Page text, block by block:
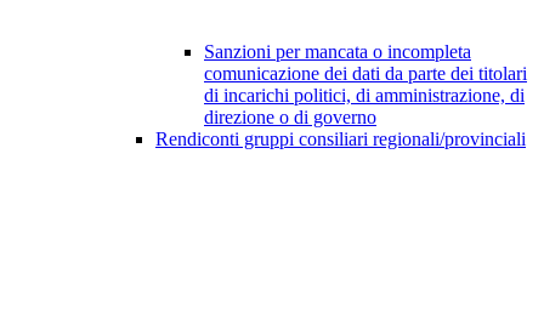
Sanzioni per mancata o incompleta
comunicazione dei dati da parte dei titolari
di incarichi politici, di amministrazione, di
direzione o di governo
Rendiconti gruppi consiliari regionali/provinciali